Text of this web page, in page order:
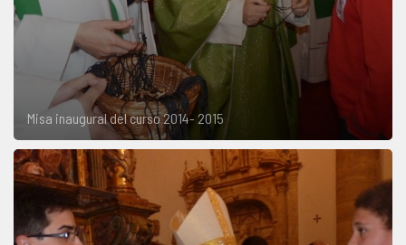
Misa inaugural del curso 2014- 2015